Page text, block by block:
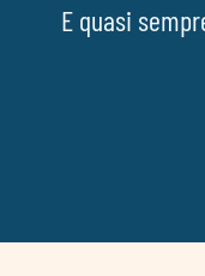
E quasi